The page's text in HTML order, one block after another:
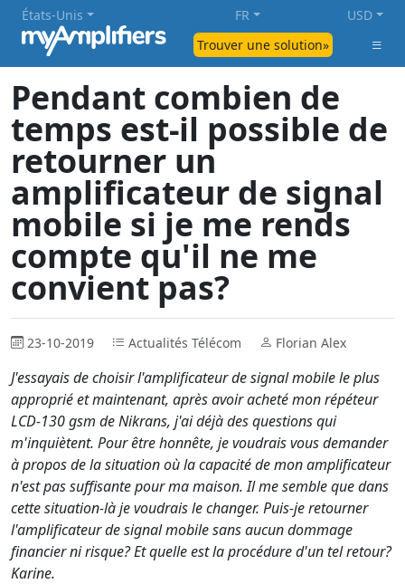
Trouver une solution»
États-Unis FR USD
Pendant combien de
temps est-il possible de
retourner un
amplificateur de signal
mobile si je me rends
compte qu'il ne me
convient pas?
23-10-2019 Actualités Télécom Florian Alex
J'essayais de choisir l'amplificateur de signal mobile le plus
approprié et maintenant, après avoir acheté mon répéteur
LCD-130 gsm de Nikrans, j'ai déjà des questions qui
m'inquiètent. Pour être honnête, je voudrais vous demander
à propos de la situation où la capacité de mon amplificateur
n'est pas suffisante pour ma maison. Il me semble que dans
cette situation-là je voudrais le changer. Puis-je retourner
l'amplificateur de signal mobile sans aucun dommage
financier ni risque? Et quelle est la procédure d'un tel retour?
Karine.